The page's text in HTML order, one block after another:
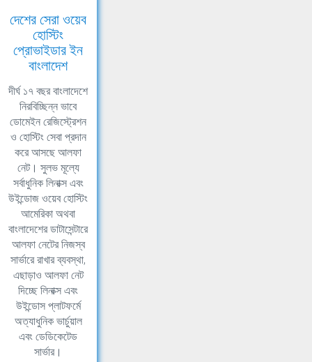
দেশের সেরা ওয়েব
হোস্টিং
প্রোভাইডার ইন
বাংলাদেশ
দীর্ঘ ১৭ বছর বাংলাদেশে
নিরবিচ্ছিন্ন ভাবে
ডোমেইন রেজিস্ট্রেশন
ও হোস্টিং সেবা প্রদান
করে আসছে আলফা
নেট। সুলভ মূল্যে
সর্বাধুনিক লিনাক্স এবং
উইন্ডোজ ওয়েব হোস্টিং
আমেরিকা অথবা
বাংলাদেশের ডাটাসেন্টারে
আলফা নেটের নিজস্ব
সার্ভারে রাখার ব্যবস্থা,
এছাড়াও আলফা নেট
দিচ্ছে লিনাক্স এবং
উইন্ডোস প্লাটফর্মে
অত্যাধুনিক ভার্চুয়াল
এবং ডেডিকেটেড
সার্ভার।